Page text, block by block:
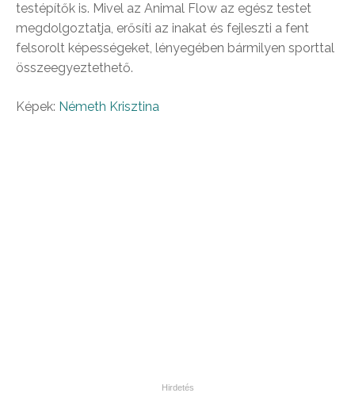
testépítők is. Mivel az Animal Flow az egész testet
megdolgoztatja, erősíti az inakat és fejleszti a fent
felsorolt képességeket, lényegében bármilyen sporttal
összeegyeztethető.
Képek: Németh Krisztina